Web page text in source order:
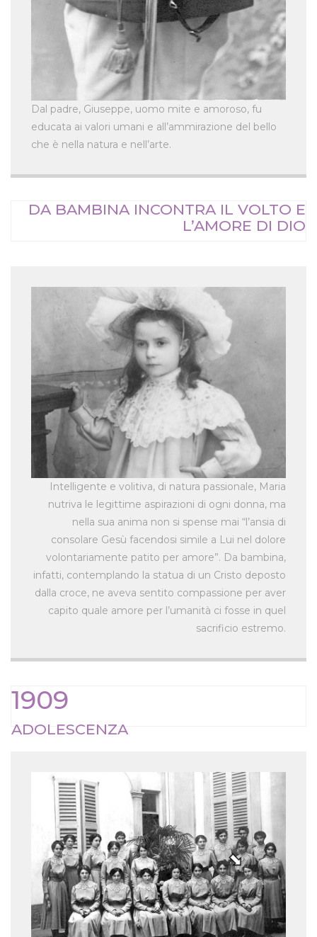
Dal padre, Giuseppe, uomo mite e amoroso, fu
educata ai valori umani e all’ammirazione del bello
che è nella natura e nell’arte.
DA BAMBINA INCONTRA IL VOLTO E
L’AMORE DI DIO
Intelligente e volitiva, di natura passionale, Maria
nutriva le legittime aspirazioni di ogni donna, ma
nella sua anima non si spense mai “l’ansia di
consolare Gesù facendosi simile a Lui nel dolore
volontariamente patito per amore”. Da bambina,
infatti, contemplando la statua di un Cristo deposto
dalla croce, ne aveva sentito compassione per aver
capito quale amore per l’umanità ci fosse in quel
sacrificio estremo.
1909
ADOLESCENZA